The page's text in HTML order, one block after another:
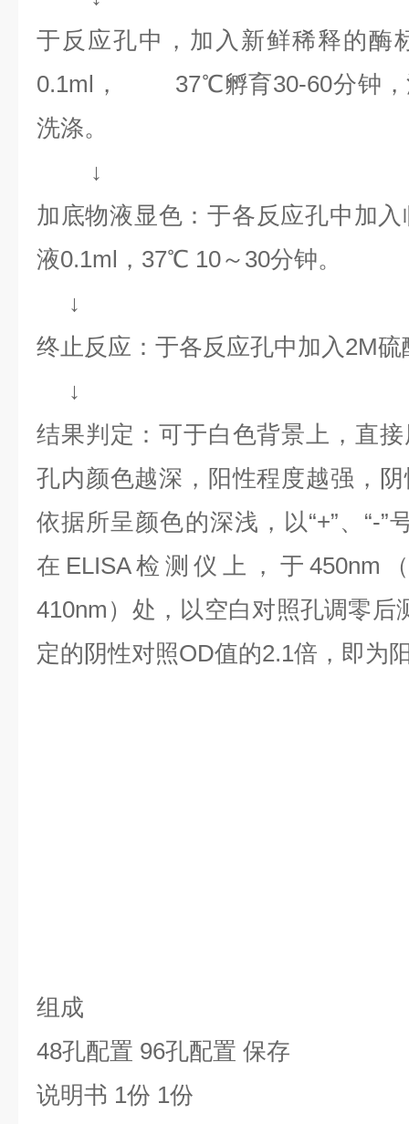
于反应孔中，加入新鲜稀释的酶
0.1ml， 37℃孵育30-60分钟，
洗涤。
↓
加底物液显色：于各反应孔中加
液0.1ml，37℃ 10～30分钟。
↓
终止反应：于各反应孔中加入2M硫
↓
结果判定：可于白色背景上，直
孔内颜色越深，阳性程度越强，
依据所呈颜色的深浅，以“+”、“-”
在ELISA检测仪上，于450nm
410nm）处，以空白对照孔调零后
定的阴性对照OD值的2.1倍，即为
组成
48孔配置 96孔配置 保存
说明书 1份 1份